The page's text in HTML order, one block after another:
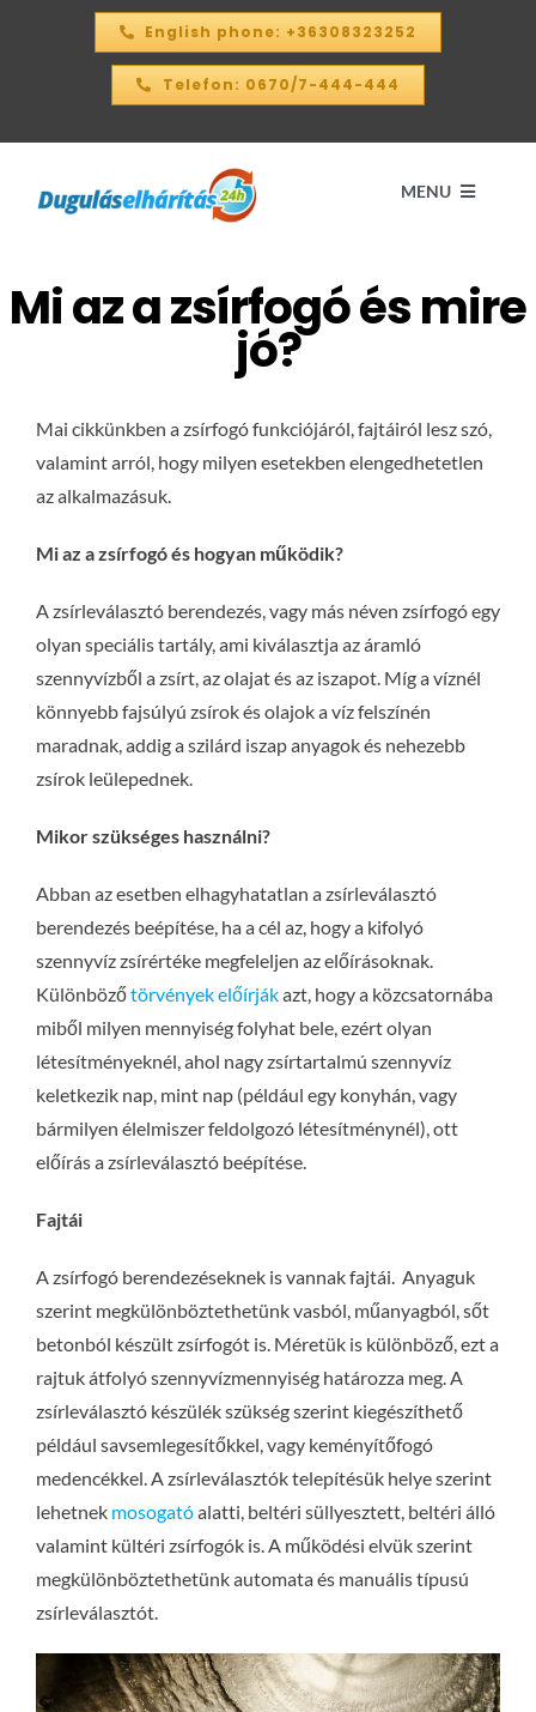
English phone: +36308323252
Telefon: 0670/7-444-444
MENU
Kezdőlap
ÁRKALKULÁTOR – 2026
Mi az a zsírfogó és mire
jó?
Mai cikkünkben a zsírfogó funkciójáról, fajtáiról lesz szó,
valamint arról, hogy milyen esetekben elengedhetetlen
az alkalmazásuk.
Mi az a zsírfogó és hogyan működik?
A zsírleválasztó berendezés, vagy más néven zsírfogó egy
olyan speciális tartály, ami kiválasztja az áramló
szennyvízből a zsírt, az olajat és az iszapot. Míg a víznél
könnyebb fajsúlyú zsírok és olajok a víz felszínén
maradnak, addig a szilárd iszap anyagok és nehezebb
zsírok leülepednek.
Mikor szükséges használni?
Abban az esetben elhagyhatatlan a zsírleválasztó
berendezés beépítése, ha a cél az, hogy a kifolyó
szennyvíz zsírértéke megfeleljen az előírásoknak.
Különbözőtörvények előírjákazt, hogy a közcsatornába
miből milyen mennyiség folyhat bele, ezért olyan
létesítményeknél, ahol nagy zsírtartalmú szennyvíz
keletkezik nap, mint nap (például egy konyhán, vagy
bármilyen élelmiszer feldolgozó létesítménynél), ott
előírás a zsírleválasztó beépítése.
Fajtái
A zsírfogó berendezéseknek is vannak fajtái. Anyaguk
szerint megkülönböztethetünk vasból, műanyagból, sőt
betonból készült zsírfogót is. Méretük is különböző, ezt a
rajtuk átfolyó szennyvízmennyiség határozza meg. A
zsírleválasztó készülék szükség szerint kiegészíthető
például savsemlegesítőkkel, vagy keményítőfogó
medencékkel. A zsírleválasztók telepítésük helye szerint
lehetnek mosogatóalatti, beltéri süllyesztett, beltéri álló
valamint kültéri zsírfogók is. A működési elvük szerint
megkülönböztethetünk automata és manuális típusú
zsírleválasztót.